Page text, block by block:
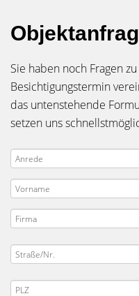
Sie haben noch Fragen
Besichtigungstermin
das untenstehende
setzen uns